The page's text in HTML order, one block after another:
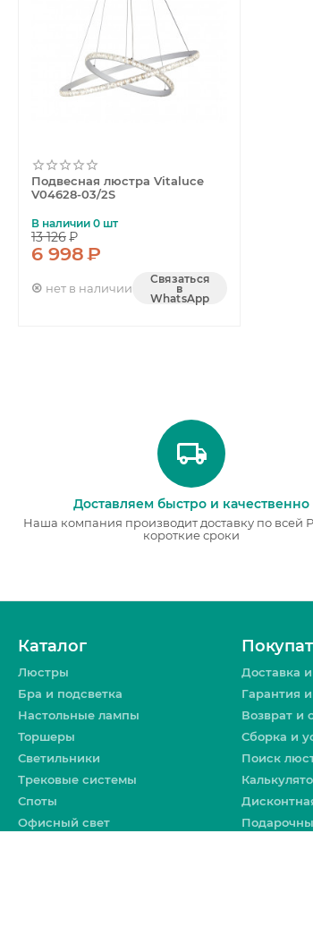
Подвесная люстра Vitaluce
V04628-03/2S
В наличии 0 шт
13 126₽
6 998₽
нет в наличии
Связаться
в
WhatsApp
Доставляем быстро и качественно
Наша компания производит доставку по всей
короткие сроки
Каталог
Люстры
Бра и подсветка
Настольные лампы
Торшеры
Светильники
Трековые системы
Споты
Офисный свет
Доставка
Гарантия
Возврат и
Сборка и
Поиск